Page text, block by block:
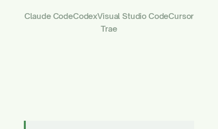
Claude CodeCodexVisual Studio CodeCursor
Trae